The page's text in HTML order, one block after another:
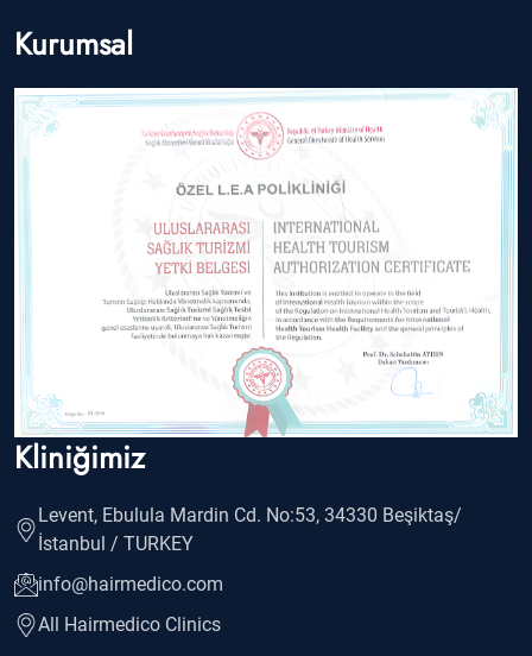
Kurumsal
Kliniğimiz
Levent, Ebulula Mardin Cd. No:53, 34330 Beşiktaş/
İstanbul / TURKEY
info@hairmedico.com
All Hairmedico Clinics